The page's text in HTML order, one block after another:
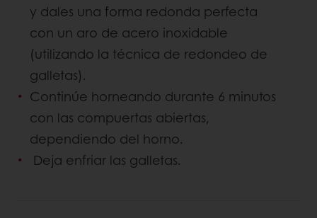
y dales una forma redonda perfecta
con un aro de acero inoxidable
(utilizando la técnica de redondeo de
galletas).
Continúe horneando durante 6 minutos
con las compuertas abiertas,
dependiendo del horno.
Deja enfriar las galletas.